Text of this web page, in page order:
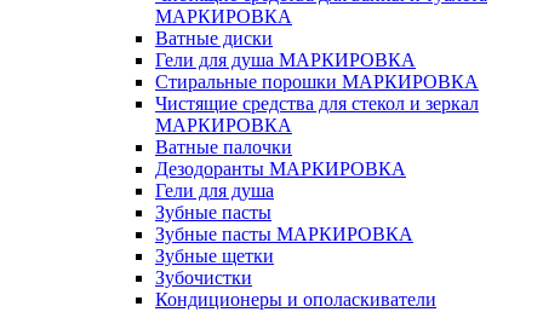
МАРКИРОВКА
Ватные диски
Гели для душа МАРКИРОВКА
Стиральные порошки МАРКИРОВКА
Чистящие средства для стекол и зеркал
МАРКИРОВКА
Ватные палочки
Дезодоранты МАРКИРОВКА
Гели для душа
Зубные пасты
Зубные пасты МАРКИРОВКА
Зубные щетки
Зубочистки
Кондиционеры и ополаскиватели